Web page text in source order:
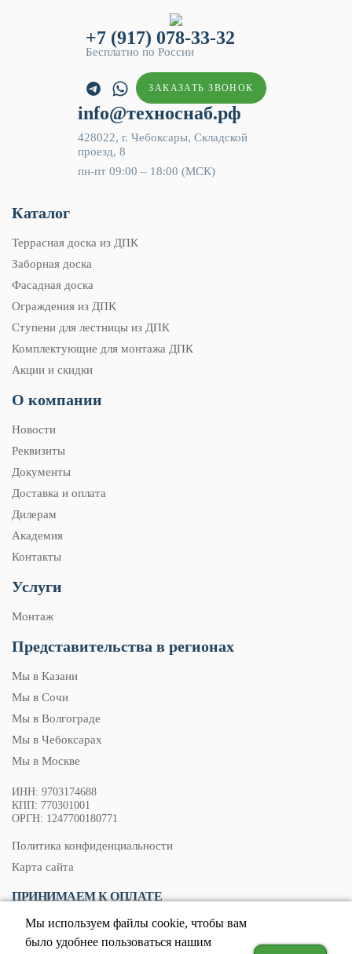
+7 (917) 078-33-32
Бесплатно по России
ЗАКАЗАТЬ ЗВОНОК
info@техноснаб.рф
428022, г. Чебоксары, Складской
проезд, 8
пн-пт 09:00 – 18:00 (МСК)
Каталог
Террасная доска из ДПК
Заборная доска
Фасадная доска
Ограждения из ДПК
Ступени для лестницы из ДПК
Комплектующие для монтажа ДПК
Акции и скидки
О компании
Новости
Реквизиты
Документы
Доставка и оплата
Дилерам
Академия
Контакты
Услуги
Монтаж
Представительства в регионах
Мы в Казани
Мы в Сочи
Мы в Волгограде
Мы в Чебоксарах
Мы в Москве
ИНН: 9703174688
КПП: 770301001
ОРГН: 1247700180771
Политика конфиденциальности
Карта сайта
ПРИНИМАЕМ К ОПЛАТЕ
Мы используем файлы cookie, чтобы вам
было удобнее пользоваться нашим